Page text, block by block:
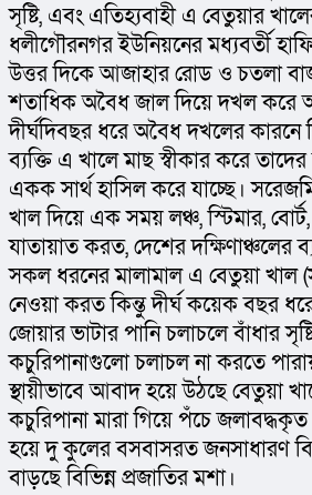
সৃষ্টি, এবং এতিহ্যবাহী এ বেতুয়ার
ধলীগৌরনগর ইউনিয়নের মধ্যবর্তী
উত্তর দিকে আজাহার রোড ও চতলা
শতাধিক অবৈধ জাল দিয়ে দখল করে
দীর্ঘদিবছর ধরে অবৈধ দখলের কারনে
ব্যক্তি এ খালে মাছ স্বীকার করে
একক সার্থ হাসিল করে যাচ্ছে।
খাল দিয়ে এক সময় লঞ্চ, স্টিমার,
যাতায়াত করত, দেশের দক্ষিণাঞ্চলের
সকল ধরনের মালামাল এ বেতুয়া খাল
নেওয়া করত কিন্তু দীর্ঘ কয়েক বছর
জোয়ার ভাটার পানি চলাচলে বাঁধার
কচুরিপানাগুলো চলাচল না করতে
স্থায়ীভাবে আবাদ হয়ে উঠছে বেতুয়া
কচুরিপানা মারা গিয়ে পঁচে
হয়ে দু কুলের বসবাসরত জনসাধারণ
বাড়ছে বিভিন্ন প্রজাতির মশা।